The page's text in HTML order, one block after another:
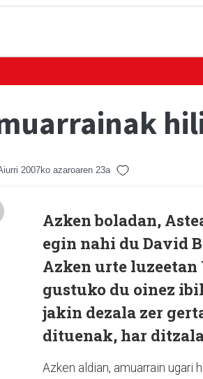
2007ko azaroaren 23a
Azken boladan,
egin nahi du David
Azken urte
gustuko du oinez
jakin dezala zer
dituenak, har
Azken aldian, amuarrain ugari